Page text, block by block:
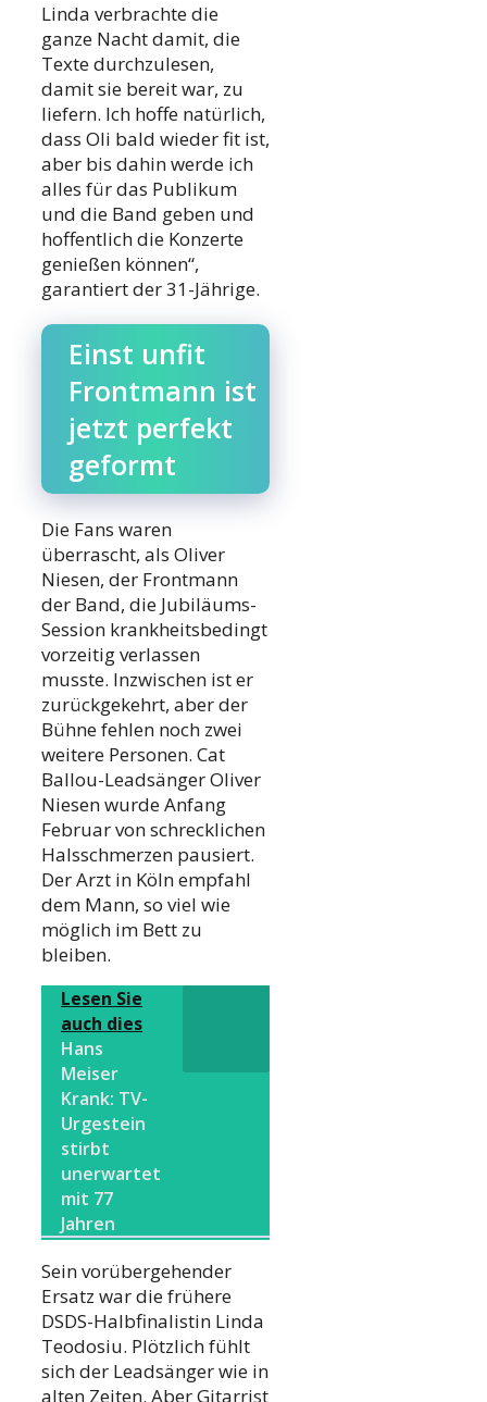
Linda verbrachte die
ganze Nacht damit, die
Texte durchzulesen,
damit sie bereit war, zu
liefern. Ich hoffe natürlich,
dass Oli bald wieder fit ist,
aber bis dahin werde ich
alles für das Publikum
und die Band geben und
hoffentlich die Konzerte
genießen können“,
garantiert der 31-Jährige.
Einst unfit
Frontmann ist
jetzt perfekt
geformt
Die Fans waren
überrascht, als Oliver
Niesen, der Frontmann
der Band, die Jubiläums-
Session krankheitsbedingt
vorzeitig verlassen
musste. Inzwischen ist er
zurückgekehrt, aber der
Bühne fehlen noch zwei
weitere Personen. Cat
Ballou-Leadsänger Oliver
Niesen wurde Anfang
Februar von schrecklichen
Halsschmerzen pausiert.
Der Arzt in Köln empfahl
dem Mann, so viel wie
möglich im Bett zu
bleiben.
Lesen Sie
auch dies
Hans
Meiser
Krank: TV-
Urgestein
stirbt
unerwartet
mit 77
Jahren
Sein vorübergehender
Ersatz war die frühere
DSDS-Halbfinalistin Linda
Teodosiu. Plötzlich fühlt
sich der Leadsänger wie in
alten Zeiten. Aber Gitarrist